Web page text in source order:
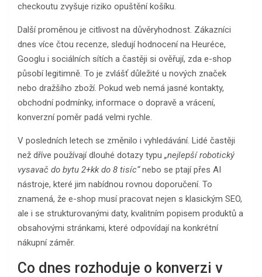
checkoutu zvyšuje riziko opuštění košíku.
Další proměnou je citlivost na důvěryhodnost. Zákazníci
dnes více čtou recenze, sledují hodnocení na Heuréce,
Googlu i sociálních sítích a častěji si ověřují, zda e-shop
působí legitimně. To je zvlášť důležité u nových značek
nebo dražšího zboží. Pokud web nemá jasné kontakty,
obchodní podmínky, informace o dopravě a vrácení,
konverzní poměr padá velmi rychle.
V posledních letech se změnilo i vyhledávání. Lidé častěji
než dříve používají dlouhé dotazy typu „nejlepší robotický
vysavač do bytu 2+kk do 8 tisíc“nebo se ptají přes AI
nástroje, které jim nabídnou rovnou doporučení. To
znamená, že e-shop musí pracovat nejen s klasickým SEO,
ale i se strukturovanými daty, kvalitním popisem produktů a
obsahovými stránkami, které odpovídají na konkrétní
nákupní záměr.
Co dnes rozhoduje o konverzi v